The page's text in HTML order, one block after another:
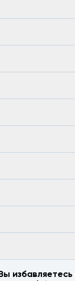
избавляетесь